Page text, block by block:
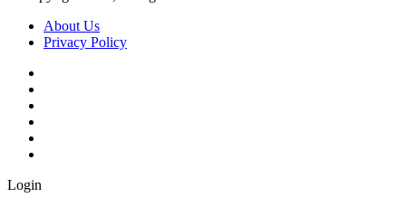
About Us
Privacy Policy
Login